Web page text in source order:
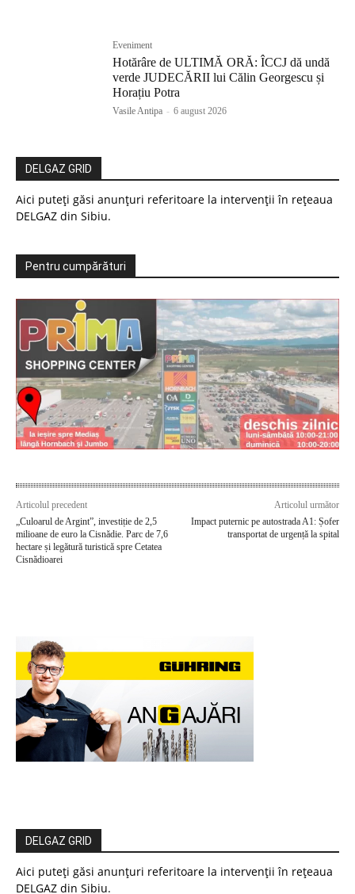
Eveniment
Hotărâre de ULTIMĂ ORĂ: ÎCCJ dă undă
verde JUDECĂRII lui Călin Georgescu și
Horațiu Potra
Vasile Antipa - 6 august 2026
DELGAZ GRID
Aici puteți găsi anunțuri referitoare la intervenții în rețeaua
DELGAZ din Sibiu.
Pentru cumpărături
Articolul precedent
„Culoarul de Argint”, investiție de 2,5
milioane de euro la Cisnădie. Parc de 7,6
hectare și legătură turistică spre Cetatea
Cisnădioarei
Articolul următor
Impact puternic pe autostrada A1: Șofer
transportat de urgență la spital
DELGAZ GRID
Aici puteți găsi anunțuri referitoare la intervenții în rețeaua
DELGAZ din Sibiu.